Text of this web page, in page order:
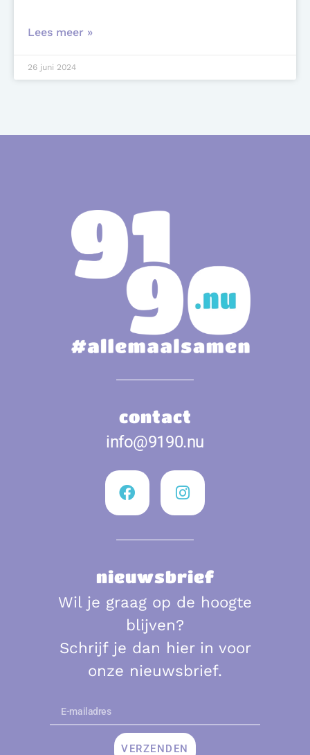
Lees meer »
26 juni 2024
contact
info@9190.nu
nieuwsbrief
Wil je graag op de hoogte
blijven?
Schrijf je dan hier in voor
onze nieuwsbrief.
VERZENDEN